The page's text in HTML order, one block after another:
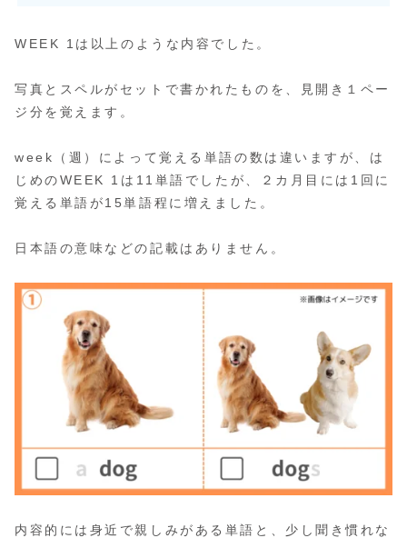
WEEK 1は以上のような内容でした。
写真とスペルがセットで書かれたものを、見開き１ペー
ジ分を覚えます。
week（週）によって覚える単語の数は違いますが、は
じめのWEEK 1は11単語でしたが、２カ月目には1回に
覚える単語が15単語程に増えました。
日本語の意味などの記載はありません。
内容的には身近で親しみがある単語と、少し聞き慣れな